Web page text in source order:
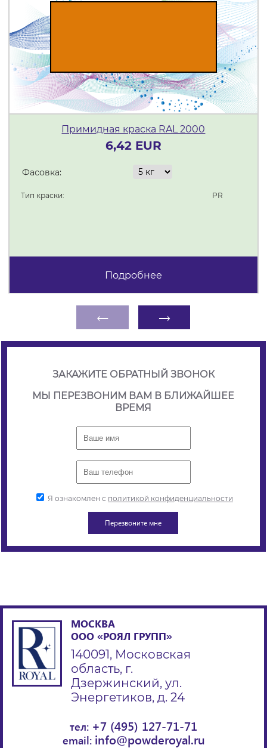
Примидная краска RAL 2000
6,42 EUR
Фасовка:
Тип краски: PR
Подробнее
← →
ЗАКАЖИТЕ ОБРАТНЫЙ ЗВОНОК
МЫ ПЕРЕЗВОНИМ ВАМ В БЛИЖАЙШЕЕ
ВРЕМЯ
Я ознакомлен с политикой конфиденциальности
МОСКВА
ООО «РОЯЛ ГРУПП»
140091, Московская
область, г.
Дзержинский, ул.
Энергетиков, д. 24
тел: +7 (495) 127-71-71
email: info@powderoyal.ru